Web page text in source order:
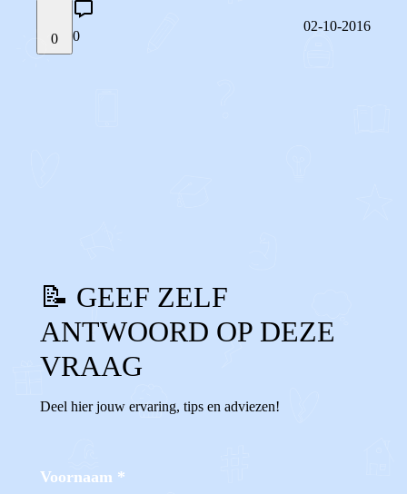
0 0
02-10-2016
📝 GEEF ZELF
ANTWOORD OP DEZE
VRAAG
Deel hier jouw ervaring, tips en adviezen!
Voornaam *